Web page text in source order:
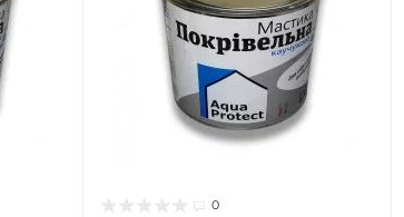
0